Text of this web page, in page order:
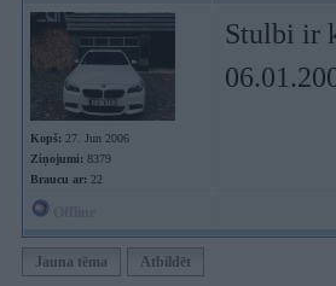
Kopš: 27. Jun 2006
Ziņojumi: 8379
Braucu ar: 22
Stulbi ir
Jauna tēma Atbildēt